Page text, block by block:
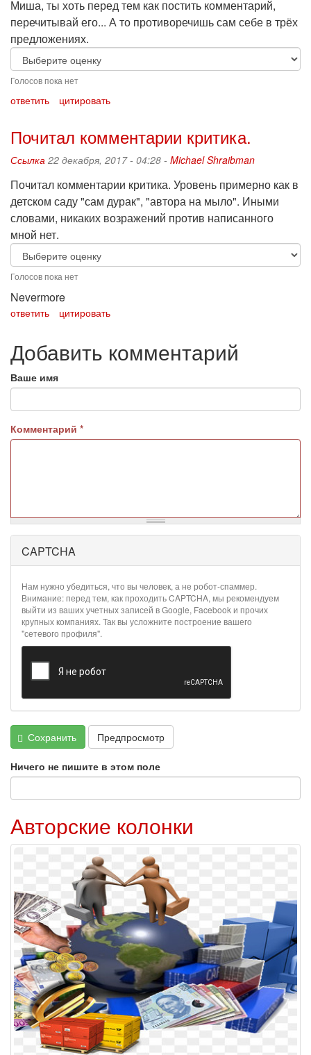
Миша, ты хоть перед тем как постить комментарий,
перечитывай его... А то противоречишь сам себе в трёх
предложениях.
Голосов пока нет
ответить цитировать
Почитал комментарии критика.
Ссылка 22 декабря, 2017 - 04:28 - Michael Shraibman
Почитал комментарии критика. Уровень примерно как в
детском саду "сам дурак", "автора на мыло". Иными
словами, никаких возражений против написанного
мной нет.
Голосов пока нет
Nevermore
ответить цитировать
Добавить комментарий
Ваше имя
Комментарий *
Более
подробная
информация
текстовых
форматах
CAPTCHA
Нам нужно убедиться, что вы человек, а не робот-спаммер.
Внимание: перед тем, как проходить CAPTCHA, мы рекомендуем
выйти из ваших учетных записей в Google, Facebook и прочих
крупных компаниях. Так вы усложните построение вашего
"сетевого профиля".
Сохранить Предпросмотр
Ничего не пишите в этом поле
Авторские колонки